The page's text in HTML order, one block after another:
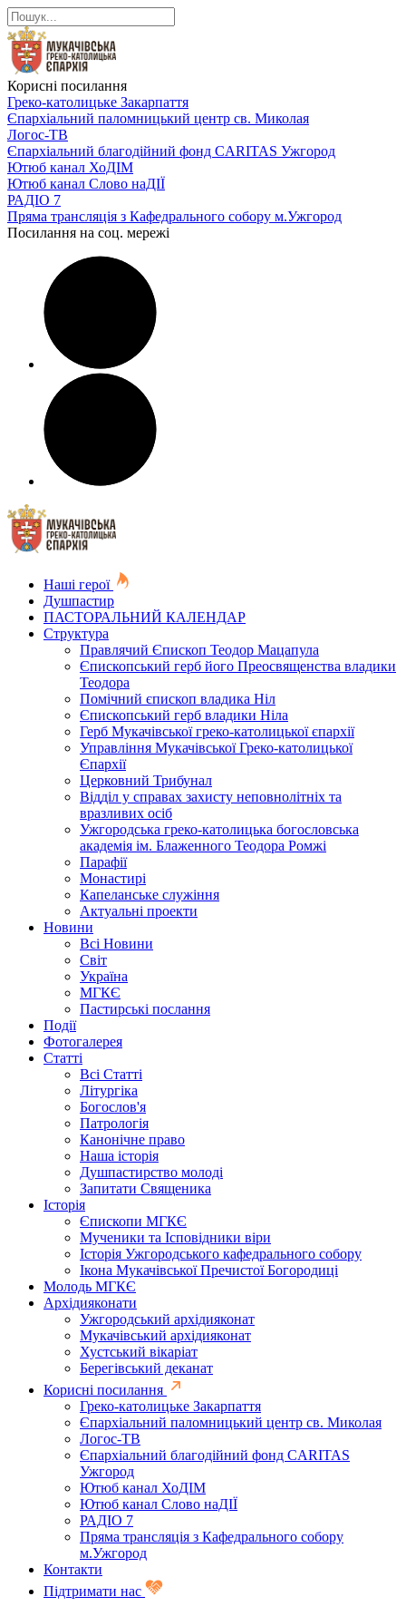
Корисні посилання
Греко-католицьке Закарпаття
Єпархіальний паломницький центр св. Миколая
Логос-ТВ
Єпархіальний благодійний фонд CARITAS Ужгород
Ютюб канал ХоДІМ
Ютюб канал Слово наДІЇ
РАДІО 7
Пряма трансляція з Кафедрального собору м.Ужгород
Посилання на соц. мережі
Наші герої
Душпастир
ПАСТОРАЛЬНИЙ КАЛЕНДАР
Структура
Правлячий Єпископ Теодор Мацапула
Єпископський герб його Преосвященства владики
Теодора
Помічний єпископ владика Ніл
Єпископський герб владики Ніла
Герб Мукачівської греко-католицької єпархії
Управління Мукачівської Греко-католицької
Єпархії
Церковний Трибунал
Відділ у справах захисту неповнолітніх та
вразливих осіб
Ужгородська греко-католицька богословська
академія ім. Блаженного Теодора Ромжі
Парафії
Монастирі
Капеланське служіння
Актуальні проекти
Новини
Всі Новини
Світ
Україна
МГКЄ
Пастирські послання
Події
Фотогалерея
Статті
Всі Статті
Літургіка
Богослов'я
Патрологія
Канонічне право
Наша історія
Душпастирство молоді
Запитати Священика
Історія
Єпископи МГКЄ
Мученики та Ісповідники віри
Історія Ужгородського кафедрального собору
Ікона Мукачівської Пречистої Богородиці
Молодь МГКЄ
Архідияконати
Ужгородський архідияконат
Мукачівський архідияконат
Хустський вікаріат
Берегівський деканат
Корисні посилання
Греко-католицьке Закарпаття
Єпархіальний паломницький центр св. Миколая
Логос-ТВ
Єпархіальний благодійний фонд CARITAS
Ужгород
Ютюб канал ХоДІМ
Ютюб канал Слово наДІЇ
РАДІО 7
Пряма трансляція з Кафедрального собору
м.Ужгород
Контакти
Підтримати нас